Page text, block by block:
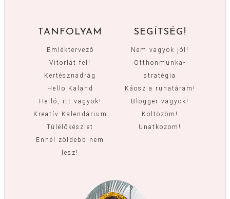
TANFOLYAM
Emléktervező
Vitorlát fel!
Kertésznadrág
Hello Kaland
Helló, itt vagyok!
Kreatív Kalendárium
Túlélőkészlet
Ennél zöldebb nem
lesz!
SEGÍTSÉG!
Nem vagyok jól!
Otthonmunka-
stratégia
Káosz a ruhatáram!
Blogger vagyok!
Költözöm!
Unatkozom!